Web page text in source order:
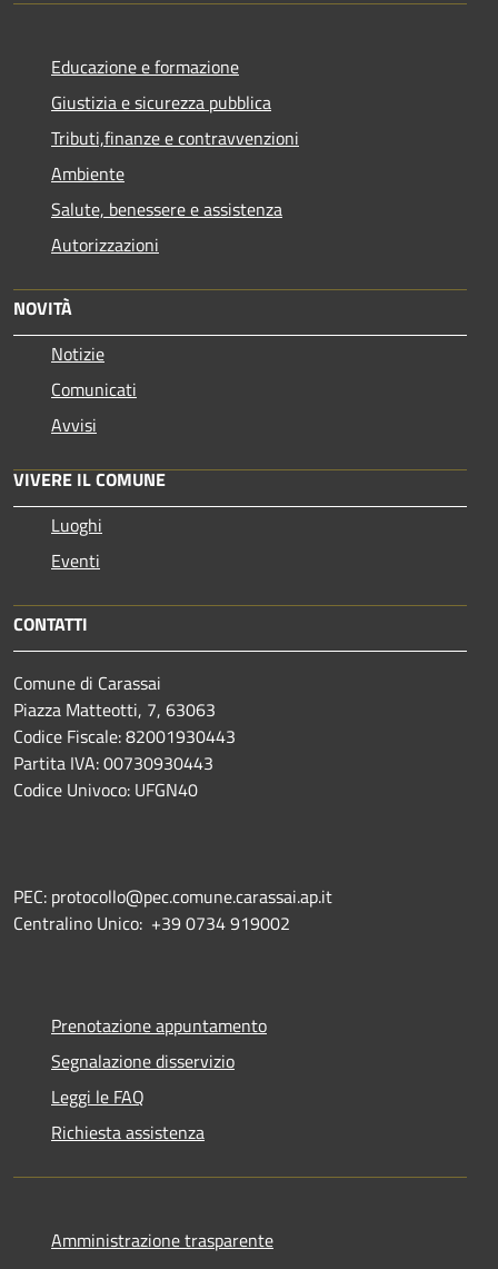
Educazione e formazione
Giustizia e sicurezza pubblica
Tributi,finanze e contravvenzioni
Ambiente
Salute, benessere e assistenza
Autorizzazioni
NOVITÀ
Notizie
Comunicati
Avvisi
VIVERE IL COMUNE
Luoghi
Eventi
CONTATTI
Comune di Carassai
Piazza Matteotti, 7, 63063
Codice Fiscale: 82001930443
Partita IVA: 00730930443
Codice Univoco: UFGN40
PEC: protocollo@pec.comune.carassai.ap.it
Centralino Unico: +39 0734 919002
Prenotazione appuntamento
Segnalazione disservizio
Leggi le FAQ
Richiesta assistenza
Amministrazione trasparente